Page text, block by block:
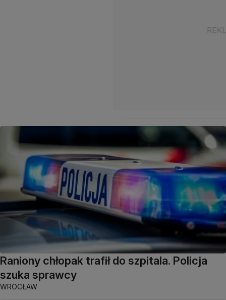
Raniony chłopak trafił do szpitala. Policja
szuka sprawcy
WROCŁAW